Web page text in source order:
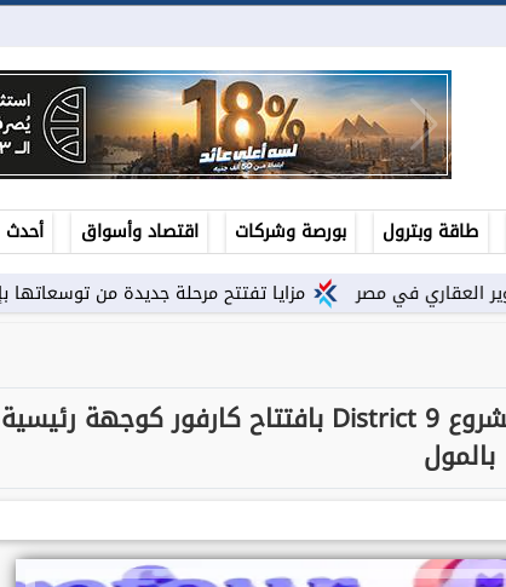
طاقة وبترول بورصة وشركات اقتصاد وأسواق
أحدث
مزايا تفتتح مرحلة جديدة من توسعاتها بإطلاق مشروع ”Town Ten ” بعرابى...
شركة MRB تبدأ أولى مراحل تشغيل مشروع District 9 بافتتاح كارفور كوجهة رئيسية
بالمول